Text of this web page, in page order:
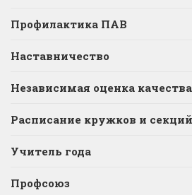
Профилактика ПАВ
Наставничество
Независимая оценка
Расписание кружков и секций
Учитель года
Профсоюз